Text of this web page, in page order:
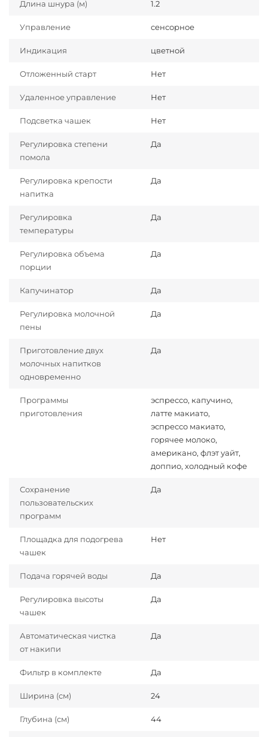
Длина шнура (м) 1.2
Управление сенсорное
Индикация цветной
Отложенный старт Нет
Удаленное управление Нет
Подсветка чашек Нет
Регулировка степени
помола
Да
Регулировка крепости
напитка
Да
Регулировка
температуры
Да
Регулировка объема
порции
Да
Капучинатор Да
Регулировка молочной
пены
Да
Приготовление двух
молочных напитков
одновременно
Да
Программы
приготовления
эспрессо, капучино,
латте макиато,
эспрессо макиато,
горячее молоко,
американо, флэт уайт,
доппио, холодный кофе
Сохранение
пользовательских
программ
Да
Площадка для подогрева
чашек
Нет
Подача горячей воды Да
Регулировка высоты
чашек
Да
Автоматическая чистка
от накипи
Да
Фильтр в комплекте Да
Ширина (см) 24
Глубина (см) 44